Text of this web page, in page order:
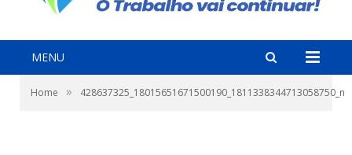
MENU
Home » 428637325_18015651671500190_1811338344713058750_n